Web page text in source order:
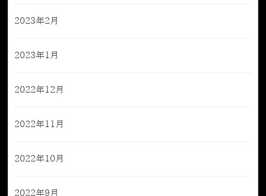
2023年2月
2023年1月
2022年12月
2022年11月
2022年10月
2022年9月